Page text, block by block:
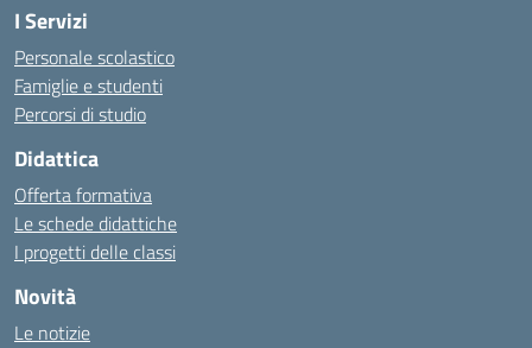
I Servizi
Personale scolastico
Famiglie e studenti
Percorsi di studio
Didattica
Offerta formativa
Le schede didattiche
I progetti delle classi
Novità
Le notizie